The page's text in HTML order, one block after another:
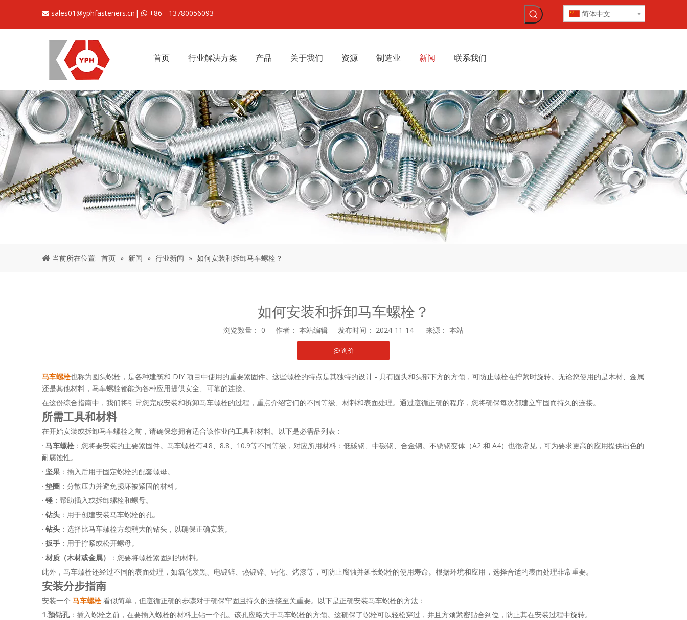
 sales01@yphfasteners.cn |  +86 - 13780056093 简体中文
首页 行业解决方案 产品 关于我们 资源 制造业 新闻 联系我们
当前所在位置: 首页 » 新闻 » 行业新闻 » 如何安装和拆卸马车螺栓？
如何安装和拆卸马车螺栓？
浏览数量： 0 作者： 本站编辑 发布时间： 2024-11-14 来源： 本站
询价
["facebook","twitter","line","wechat","linkedin","pinterest","whatsapp"]
马车螺栓也称为圆头螺栓，是各种建筑和 DIY 项目中使用的重要紧固件。这些螺栓的特点是其独特的设计 - 具有圆头和头部下方的方颈，可防止螺栓在拧紧时旋转。无论您使用的是木材、金属
还是其他材料，马车螺栓都能为各种应用提供安全、可靠的连接。
在这份综合指南中，我们将引导您完成安装和拆卸马车螺栓的过程，重点介绍它们的不同等级、材料和表面处理。通过遵循正确的程序，您将确保每次都建立牢固而持久的连接。
所需工具和材料
在开始安装或拆卸马车螺栓之前，请确保您拥有适合该作业的工具和材料。以下是必需品列表：
· 马车螺栓 ：您将要安装的主要紧固件。马车螺栓有4.8、8.8、10.9等不同等级，对应所用材料：低碳钢、中碳钢、合金钢。不锈钢变体（A2 和 A4）也很常见，可为要求更高的应用提供出色的
耐腐蚀性。
· 坚果 ：插入后用于固定螺栓的配套螺母。
· 垫圈 ：分散压力并避免损坏被紧固的材料。
· 锤 ：帮助插入或拆卸螺栓和螺母。
· 钻头 ：用于创建安装马车螺栓的孔。
· 钻头 ：选择比马车螺栓方颈稍大的钻头，以确保正确安装。
· 扳手 ：用于拧紧或松开螺母。
· 材质（木材或金属）
：您要将螺栓紧固到的材料。
此外，马车螺栓还经过不同的表面处理，如氧化发黑、电镀锌、热镀锌、钝化、烤漆等，可防止腐蚀并延长螺栓的使用寿命。根据环境和应用，选择合适的表面处理非常重要。
安装分步指南
安装一个 马车螺栓看似简单，但遵循正确的步骤对于确保牢固且持久的连接至关重要。以下是正确安装马车螺栓的方法：
1.预钻孔：插入螺栓之前，在要插入螺栓的材料上钻一个孔。该孔应略大于马车螺栓的方颈。这确保了螺栓可以轻松穿过，并且方颈紧密贴合到位，防止其在安装过程中旋转。